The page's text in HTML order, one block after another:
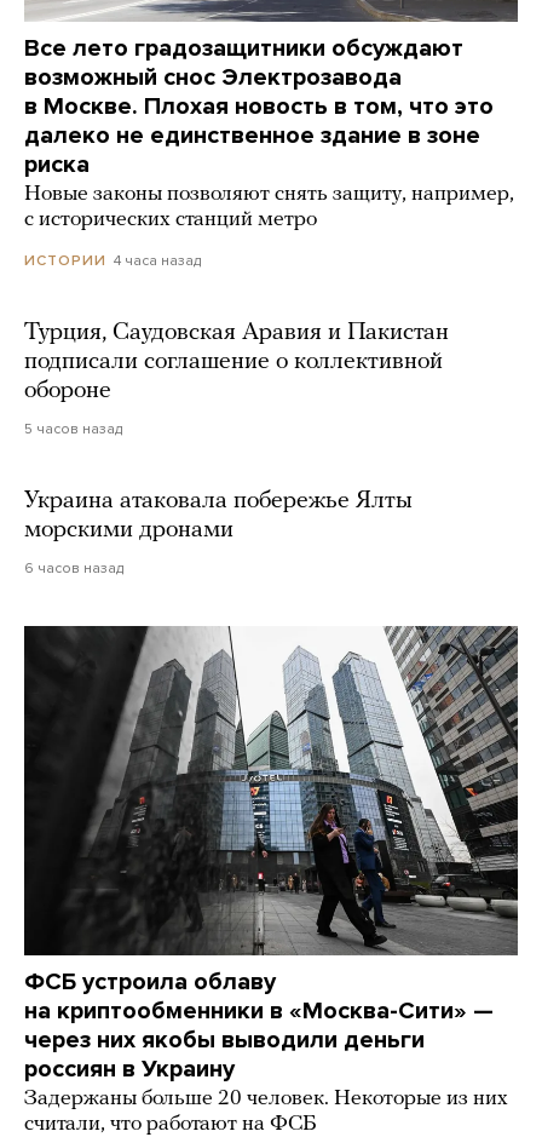
Все лето градозащитники обсуждают
возможный снос Электрозавода
в Москве. Плохая новость в том, что это
далеко не единственное здание в зоне
риска
Новые законы позволяют снять защиту, например,
с исторических станций метро
ИСТОРИИ 4 часа назад
Турция, Саудовская Аравия и Пакистан
подписали соглашение о коллективной
обороне
5 часов назад
Украина атаковала побережье Ялты
морскими дронами
6 часов назад
ФСБ устроила облаву
на криптообменники в «Москва-Сити» —
через них якобы выводили деньги
россиян в Украину
Задержаны больше 20 человек. Некоторые из них
считали, что работают на ФСБ